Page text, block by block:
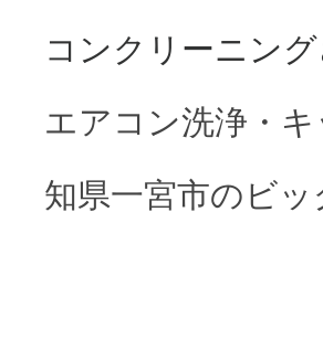
コンクリーニン
エアコン洗浄・
知県一宮市のビ